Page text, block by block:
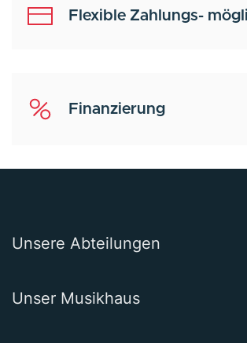
Flexible Zahlungs-
Finanzierung
Unsere Abteilungen
Unser Musikhaus